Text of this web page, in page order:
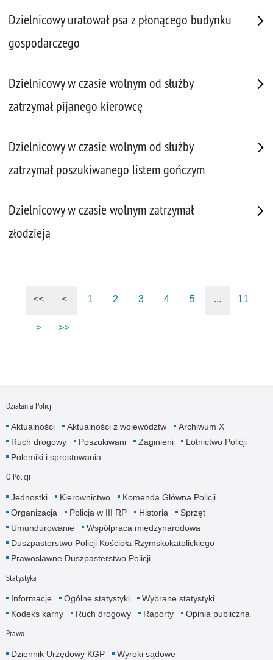
Dzielnicowy uratował psa z płonącego budynku
gospodarczego
Dzielnicowy w czasie wolnym od służby
zatrzymał pijanego kierowcę
Dzielnicowy w czasie wolnym od służby
zatrzymał poszukiwanego listem gończym
Dzielnicowy w czasie wolnym zatrzymał
złodzieja
<< < 1 2 3 4 5 ... 11
> >>
Działania Policji
Aktualności Aktualności z województw
Archiwum X
Ruch drogowy
Poszukiwani Zaginieni
Lotnictwo Policji
Polemiki i sprostowania
O Policji
Jednostki Kierownictwo
Komenda Główna Policji
Organizacja
Policja w III RP Historia
Sprzęt
Umundurowanie
Współpraca międzynarodowa
Duszpasterstwo Policji Kościoła Rzymskokatolickiego
Prawosławne Duszpasterstwo Policji
Statystyka
Informacje Ogólne statystyki
Wybrane statystyki
Kodeks karny
Ruch drogowy Raporty Opinia publiczna
Prawo
Dziennik Urzędowy KGP Wyroki sądowe